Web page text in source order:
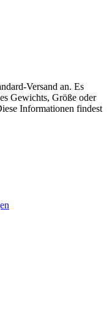
Versand an. Es
Gewichts, Größe oder
Informationen findest